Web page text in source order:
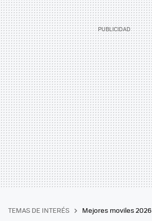
TEMAS DE INTERÉS Mejores moviles 2026